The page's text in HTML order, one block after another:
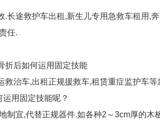
途救护车出租,新生儿专用急救车租用,
任.
折后如何运用固定技能
治车,出租正规援救车,租赁重症监护车
用固定技能呢？
宜,代替正规器件.如各种2～3cm厚的